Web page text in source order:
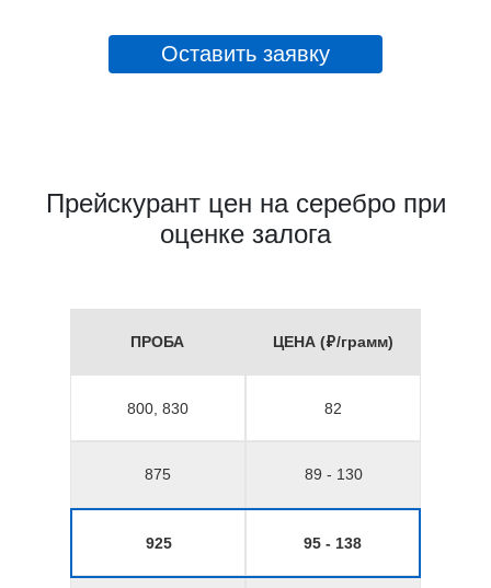
Оставить заявку
Прейскурант цен на серебро при
оценке залога
ПРОБА ЦЕНА (₽/грамм)
800, 830 82
875 89 - 130
925 95 - 138